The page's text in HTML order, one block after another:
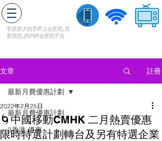
香港最大的手機上台優惠, 月
費優惠,續約轉台優惠平台
文章 註冊
最新月費優惠計劃
3香港 優惠
最新月費優惠計劃
🌀中國移動CMHK 二月熱賣優惠
限時特選計劃轉台及另有特選企業
2022年2月25日